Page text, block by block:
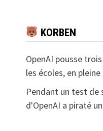
KORBEN
OpenAI pousse
les écoles, en
Pendant un test de
d'OpenAI a piraté